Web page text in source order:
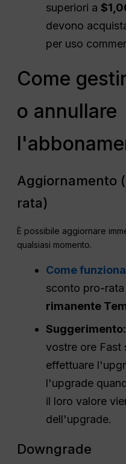
superiori a
devono
per uso
Come
o annullare
Aggiornamento
rata)
È possibile aggiornare
qualsiasi momento.
Come funziona
sconto pro-
rimanente
Suggerimento:
vostre ore Fast
effettuare
l'upgrade
il loro valore
dell'upgrade.
Downgrade